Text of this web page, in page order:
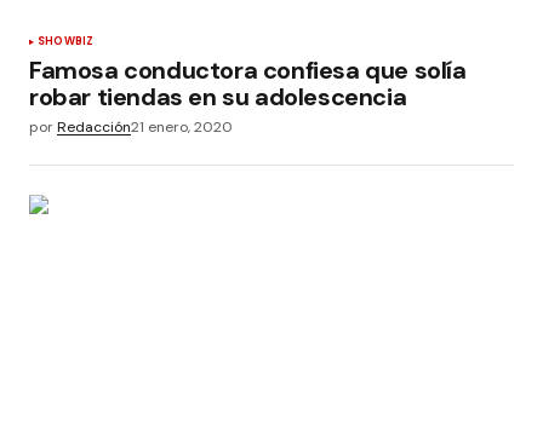
SHOWBIZ
Famosa conductora confiesa que solía
robar tiendas en su adolescencia
porRedacción21 enero, 2020